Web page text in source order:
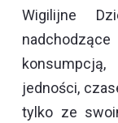
Wigilijne
jedności,
tylko ze